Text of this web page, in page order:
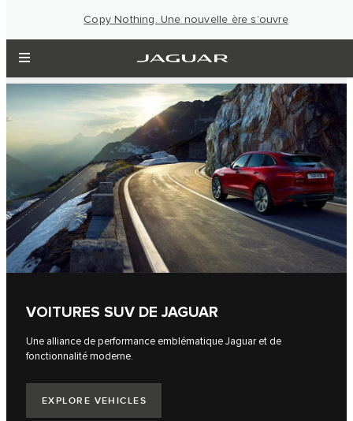
Copy Nothing. Une nouvelle ère s’ouvre
VOITURES SUV DE JAGUAR
Une alliance de performance emblématique Jaguar et de
fonctionnalité moderne.
EXPLORE VEHICLES